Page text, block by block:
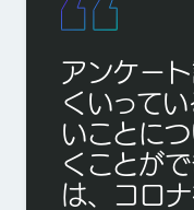
アンケー
くいって
いことに
くことが
は、コロ